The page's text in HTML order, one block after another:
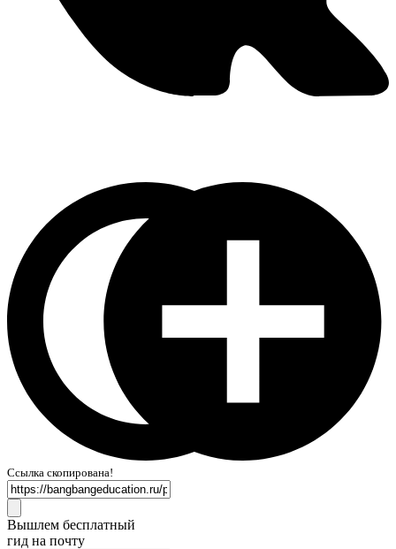
Ссылка скопирована!
Вышлем бесплатный
гид на почту